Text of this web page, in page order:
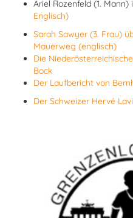
Ariel Rozenfeld (1.
Englisch)
Sarah Sawyer (3. Frau)
Mauerweg (englisch)
Die
Bock
Der Laufbericht von
Der Schweizer Hervé